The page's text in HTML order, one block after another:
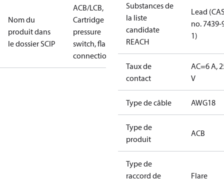
Nom du
produit dans
le dossier SCIP
ACB/LCB,
Cartridge
pressure
switch, flare
connection
Substances de
la liste
candidate
REACH
Lead
no. 7439-
1)
Taux de
contact
AC=6 A,
V
Type de câble AWG18
Type de
produit
ACB
Type de
raccord de
Flare